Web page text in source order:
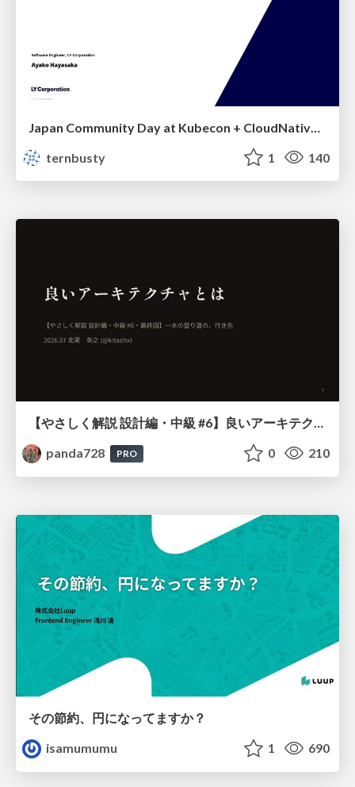
ternbusty
1 140
【やさしく解説 設計編・中級 #6】良いアーキテクチャとは ～ 一本の登り道の、行き先 ～
panda728
PRO 0 210
その節約、円になってますか？
isamumumu
1 690